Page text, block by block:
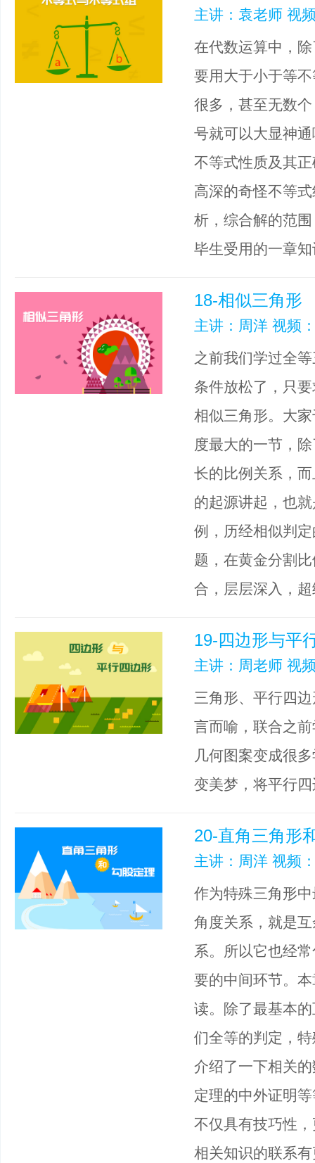
主讲：袁老师 视
在代数运算中，
要用大于小于等
很多，甚至无数
号就可以大显神
不等式性质及其
高深的奇怪不等
析，综合解的范
毕生受用的一章
18-相似三角形
主讲：周洋 视频
之前我们学过全
条件放松了，只
相似三角形。大
度最大的一节，
长的比例关系，
的起源讲起，也
例，历经相似判
题，在黄金分割
合，层层深入，
19-四边形与平
主讲：周老师 视
三角形、平行四
言而喻，联合之
几何图案变成很
变美梦，将平行
20-直角三角形
主讲：周洋 视频
作为特殊三角形
角度关系，就是
系。所以它也经
要的中间环节。
读。除了最基本
们全等的判定，
介绍了一下相关
定理的中外证明
不仅具有技巧性
相关知识的联系